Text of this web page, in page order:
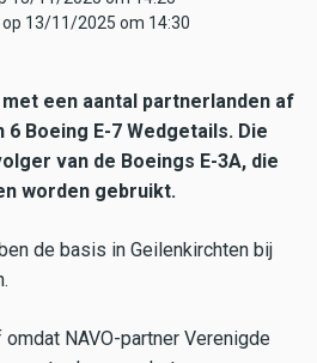
13/11/2025 om 14:30
een aantal partnerlanden af
Boeing E-7 Wedgetails. Die
van de Boeings E-3A, die
worden gebruikt.
de basis in Geilenkirchten bij
NAVO-partner Verenigde